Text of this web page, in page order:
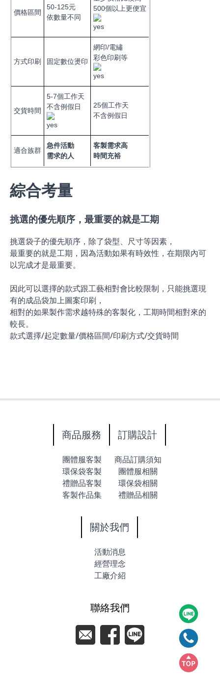
價格區間
50-125元
依數量不同
500個以上更便宜
方式印刷 固定數位燙印
網印/電繡
彩色印刷等
交貨時間
5-7個工作天
不含例假日
25個工作天
不含例假日
適合族群
急件活動
需求的人
客製需求高
時間充裕
綜合考量
挑選的優先順序，最重要的就是工期
挑選袋子的優先順序，除了袋型、尺寸等因素，
最重要的就是工期，因為活動如果有時效性，在期限內可
以完成才是最重要。
因此可以選擇的款式跟工藝相對會比較限制，只能挑選現
有的成品袋加上圖案印刷，
相對的如果製作需求越特殊的客製化，工期時間相對來的
較長。
款式選擇/起定數量/價格區間/印刷方式/交貨時間
商品服務
團體服客製
環保袋客製
禮贈品客製
客製作品集
訂購設計
商品訂購須知
團體服相關
環保袋相關
禮贈品相關
關於我們
活動消息
經營理念
工廠介紹
聯絡我們